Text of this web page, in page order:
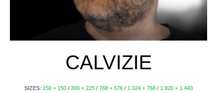
CALVIZIE
SIZES: 150 × 150 / 300 × 225 / 768 × 576 / 1.024 × 768 / 1.920 × 1.440